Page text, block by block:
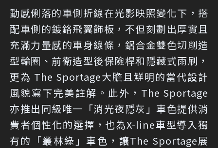
動感俐落的車側折線在光影映照變化下，搭
配車側的鍍鉻飛翼飾板，不但刻劃出厚實且
充滿力量感的車身線條，鋁合金雙色切削造
型輪圈、前衛造型後保險桿和隱藏式雨刷，
更為 The Sportage大膽且鮮明的當代設計
風貌寫下完美註解。此外，The Sportage
亦推出同級唯一「消光夜隱灰」車色提供消
費者個性化的選擇，也為X-line車型導入獨
有的「叢林綠」車色，讓The Sportage展